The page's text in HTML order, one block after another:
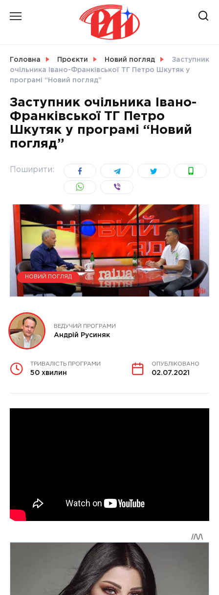
СВІТ
УКРАЇНА
Головна Проєкти Новий погляд
Заступник
очільника Івано-Франківської ТГ Петро Шкутяк у
програмі “Новий погляд”
Заступник очільника Івано-
Франківської ТГ Петро
Шкутяк у програмі “Новий
погляд”
Поширити:
НОВИЙ ПОГЛЯД
ВЕДУЧИЙ ПРОГРАМИ
Андрій Русиняк
ТРИВАЛІСТЬ ПРОГРАМИ
50 хвилин
ОПУБЛІКОВАНО
02.07.2021